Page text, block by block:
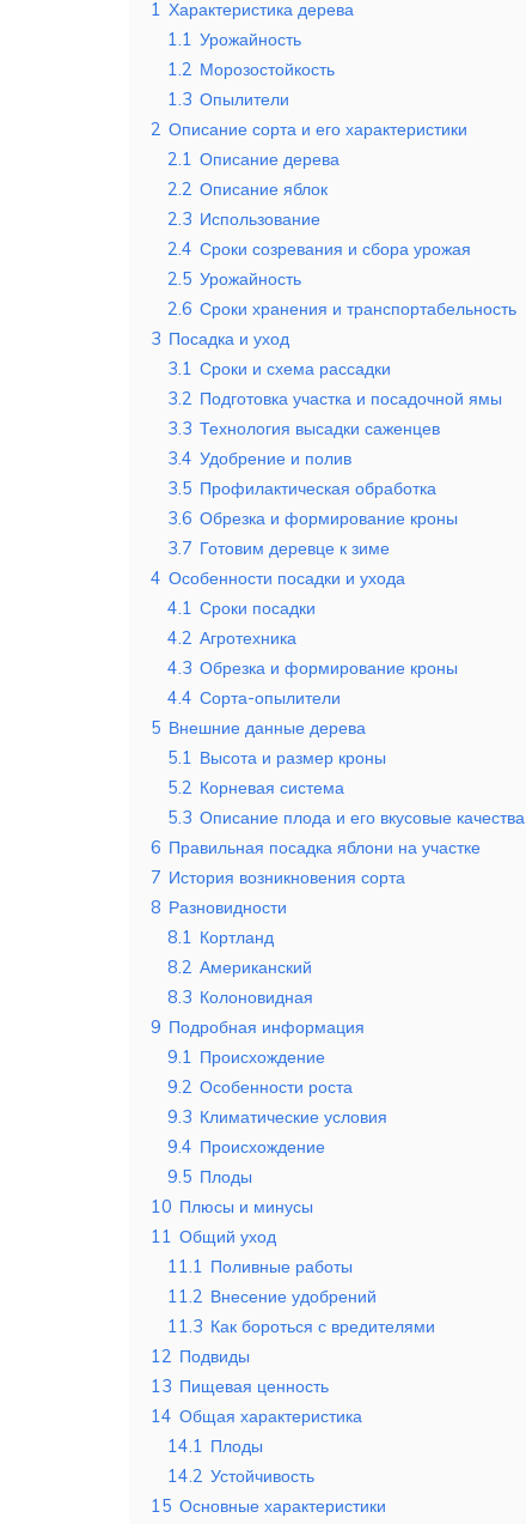
1 Характеристика дерева
1.1 Урожайность
1.2 Морозостойкость
1.3 Опылители
2 Описание сорта и его характеристики
2.1 Описание дерева
2.2 Описание яблок
2.3 Использование
2.4 Сроки созревания и сбора урожая
2.5 Урожайность
2.6 Сроки хранения и транспортабельность
3 Посадка и уход
3.1 Сроки и схема рассадки
3.2 Подготовка участка и посадочной ямы
3.3 Технология высадки саженцев
3.4 Удобрение и полив
3.5 Профилактическая обработка
3.6 Обрезка и формирование кроны
3.7 Готовим деревце к зиме
4 Особенности посадки и ухода
4.1 Сроки посадки
4.2 Агротехника
4.3 Обрезка и формирование кроны
4.4 Сорта-опылители
5 Внешние данные дерева
5.1 Высота и размер кроны
5.2 Корневая система
5.3 Описание плода и его вкусовые качества
6 Правильная посадка яблони на участке
7 История возникновения сорта
8 Разновидности
8.1 Кортланд
8.2 Американский
8.3 Колоновидная
9 Подробная информация
9.1 Происхождение
9.2 Особенности роста
9.3 Климатические условия
9.4 Происхождение
9.5 Плоды
10 Плюсы и минусы
11 Общий уход
11.1 Поливные работы
11.2 Внесение удобрений
11.3 Как бороться с вредителями
12 Подвиды
13 Пищевая ценность
14 Общая характеристика
14.1 Плоды
14.2 Устойчивость
15 Основные характеристики